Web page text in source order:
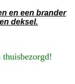
en een brander
deksel.